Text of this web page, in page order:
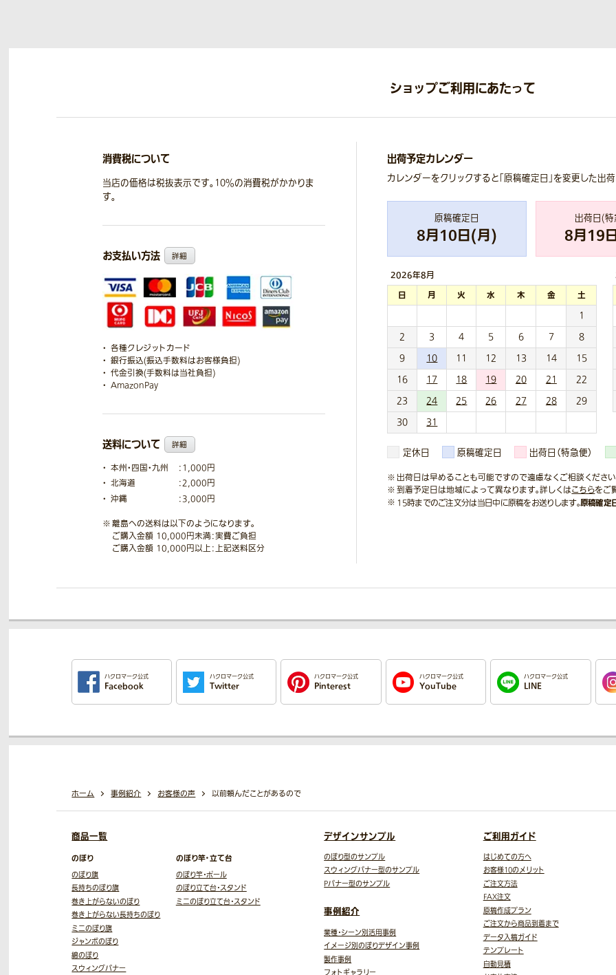
ショップご利用にあたって
消費税について
当店の価格は税抜表示です。10％の消費税がかかりま
す。
お支払い方法 詳細
各種クレジットカード
銀行振込(振込手数料はお客様負担)
代金引換(手数料は当社負担)
AmazonPay
送料について 詳細
本州・四国・九州
：1,000円
北海道
：2,000円
沖縄
：3,000円
離島への送料は以下のようになります。
ご購入金額 10,000円未満：実費ご負担
ご購入金額 10,000円以上：上記送料区分
出荷予定カレンダー
カレンダーをクリックすると「原稿確定日」を変更した出
原稿確定日
8月10日(月)
出荷日(
8月19
2026年8月
日 月 火 水 木 金
土
1
2
3 4 5 6 7
8
9
10 11 12 13 14
15
16
17 18 19 20 21
22
23
24 25 26 27 28
29
30
31
定休日 原稿確定日 出荷日（特急便）
出荷日は早めることも可能ですので遠慮なくご相談ください
到着予定日は地域によって異なります。詳しくはこちらをご
15時までのご注文分は当日中に原稿をお送りします。原稿確定
ハクロマーク公式
Facebook
ハクロマーク公式
Twitter
ハクロマーク公式
Pinterest
ハクロマーク公式
YouTube
ハクロマーク公式
LINE
ホーム 事例紹介 お客様の声 以前頼んだことがあるので
商品一覧
のぼり
のぼり旗
長持ちのぼり旗
巻き上がらないのぼり
巻き上がらない長持ちのぼり
ミニのぼり旗
ジャンボのぼり
綿のぼり
スウィングバナー
のぼり竿・立て台
のぼり竿・ポール
のぼり立て台・スタンド
ミニのぼり立て台・スタンド
デザインサンプル
のぼり型のサンプル
スウィングバナー型のサンプル
Pバナー型のサンプル
事例紹介
業種・シーン別活用事例
イメージ別のぼりデザイン事例
製作事例
フォトギャラリー
ご利用ガイド
はじめての方へ
お客様10のメリット
ご注文方法
FAX注文
原稿作成プラン
ご注文から商品到着まで
データ入稿ガイド
テンプレート
自動見積